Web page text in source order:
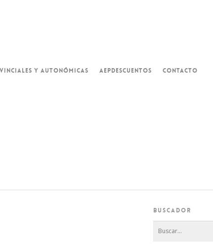
Y AUTONÓMICAS AEPDESCUENTOS CONTACTO
BUSCADOR